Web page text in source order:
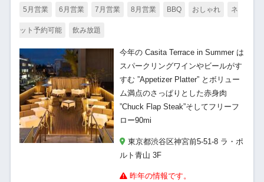
5月営業 6月営業 7月営業 8月営業 BBQ おしゃれ ネ
ット予約可能 飲み放題
今年の Casita Terrace in Summer は
スパークリングワインやビールがす
すむ ”Appetizer Platter” とボリュー
ム満点のさっぱりとした赤身肉
”Chuck Flap Steak”そしてフリーフ
ロー90mi
東京都渋谷区神宮前5-51-8 ラ・ポ
ルト青山 3F
昨年の情報です。